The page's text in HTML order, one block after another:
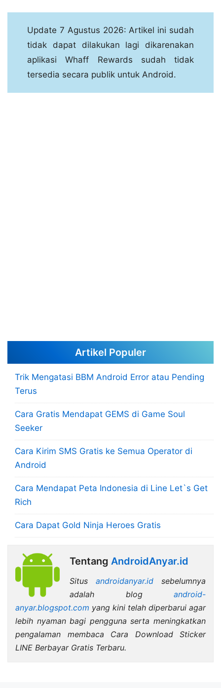
Update 7 Agustus 2026: Artikel ini sudah
tidak dapat dilakukan lagi dikarenakan
aplikasi Whaff Rewards sudah tidak
tersedia secara publik untuk Android.
Artikel Populer
Trik Mengatasi BBM Android Error atau Pending
Terus
Cara Gratis Mendapat GEMS di Game Soul
Seeker
Cara Kirim SMS Gratis ke Semua Operator di
Android
Cara Mendapat Peta Indonesia di Line Let`s Get
Rich
Cara Dapat Gold Ninja Heroes Gratis
Tentang AndroidAnyar.id
Situs androidanyar.id sebelumnya
adalah blog android-
anyar.blogspot.com yang kini telah diperbarui agar
lebih nyaman bagi pengguna serta meningkatkan
pengalaman membaca Cara Download Sticker
LINE Berbayar Gratis Terbaru.